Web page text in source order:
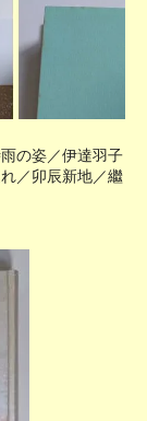
の姿／伊達羽子
／卯辰新地／繼